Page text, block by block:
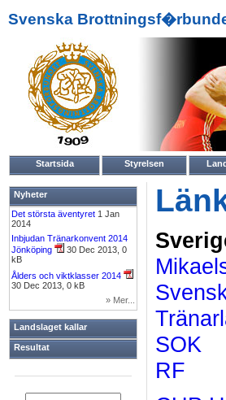
Svenska
Startsida Styrelsen
Nyheter
Det största äventyret 1 Jan
2014
Inbjudan Tränarkonvent 2014
Jönköping
30 Dec 2013, 0
kB
Ålders och viktklasser 2014
30 Dec 2013, 0 kB
» Mer...
Landslaget kallar
Resultat
T
SOK
RF